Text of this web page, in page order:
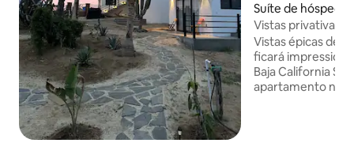
Suíte de hóspedes
dero BCS
Vistas privativas,
pôr do sol e
Vistas épicas de
ficará
Baja California
apartamento